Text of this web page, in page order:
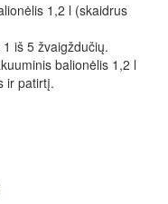
1,2 l (skaidrus
iš 5 žvaigždučių.
balionėlis 1,2 l
ir patirtį.